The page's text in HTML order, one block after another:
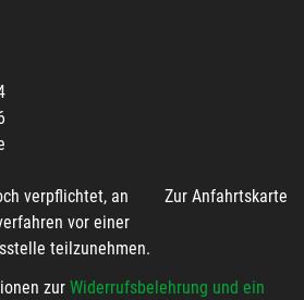
Zur Anfahrtskarte
verpflichtet, an
vor einer
teilzunehmen.
zur Widerrufsbelehrung und ein